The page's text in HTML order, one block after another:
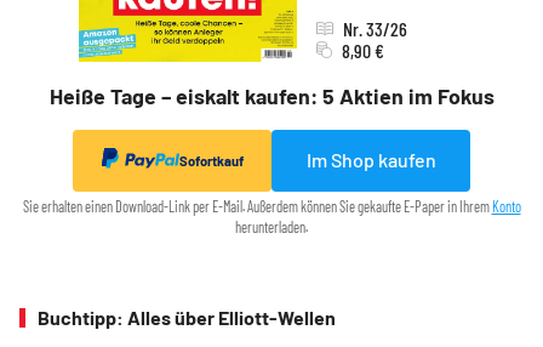
Heiße Tage – eiskalt kaufen: 5 Aktien im Fokus
Nr. 33/26
8,90 €
Sofortkauf Im Shop kaufen
Sie erhalten einen Download-Link per E-Mail. Außerdem können Sie gekaufte E-Paper in IhremKonto
herunterladen.
Buchtipp: Alles über Elliott-Wellen